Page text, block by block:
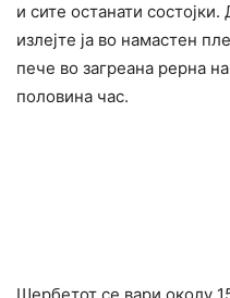
и сите останати
излејте ја во намастен
пече во загреана рерна
половина час.